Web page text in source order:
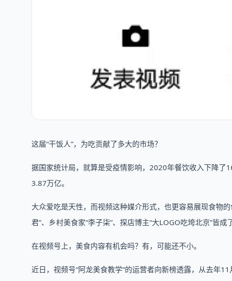
这届“干饭人”，为吃贡献了多大的市场？
据国家统计局，就算是受疫情影响，2020年餐饮收入下降
3.87万亿。
大众爱吃是天性，而视频这种媒介形式，也更容易展现食物
君”、乡村美食家“李子柒”、探店博主“大LOGO吃垮北京”皆成
在视频号上，美食内容有机会吗？有，可能还不小。
近日，视频号“阿龙美食教学”的运营者向新榜透露，从去年